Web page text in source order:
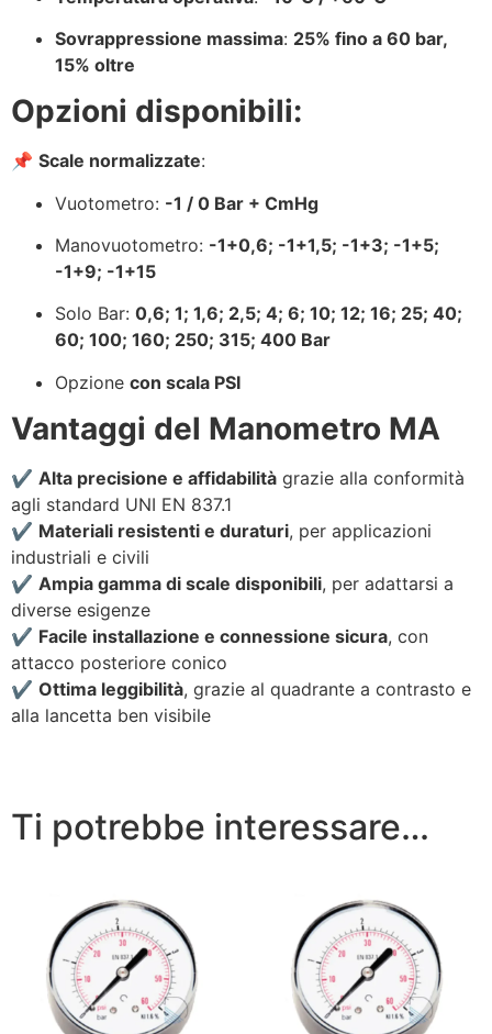
Sovrappressione massima: 25% fino a 60 bar,
15% oltre
Opzioni disponibili:
📌 Scale normalizzate:
Vuotometro: -1 / 0 Bar + CmHg
Manovuotometro: -1+0,6; -1+1,5; -1+3; -1+5;
-1+9; -1+15
Solo Bar: 0,6; 1; 1,6; 2,5; 4; 6; 10; 12; 16; 25; 40;
60; 100; 160; 250; 315; 400 Bar
Opzione con scala PSI
Vantaggi del Manometro MA
✔️ Alta precisione e affidabilità grazie alla conformità
agli standard UNI EN 837.1
✔️ Materiali resistenti e duraturi, per applicazioni
industriali e civili
✔️ Ampia gamma di scale disponibili, per adattarsi a
diverse esigenze
✔️ Facile installazione e connessione sicura, con
attacco posteriore conico
✔️ Ottima leggibilità, grazie al quadrante a contrasto e
alla lancetta ben visibile
Ti potrebbe interessare…